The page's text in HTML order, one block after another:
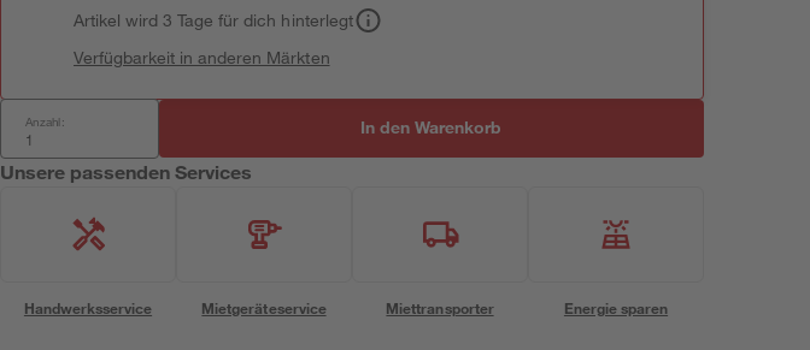
Artikel wird 3 Tage für dich hinterlegt
Verfügbarkeit in anderen Märkten
Anzahl: In den Warenkorb
Unsere passenden Services
Handwerksservice Mietgeräteservice Miettransporter Energie sparen